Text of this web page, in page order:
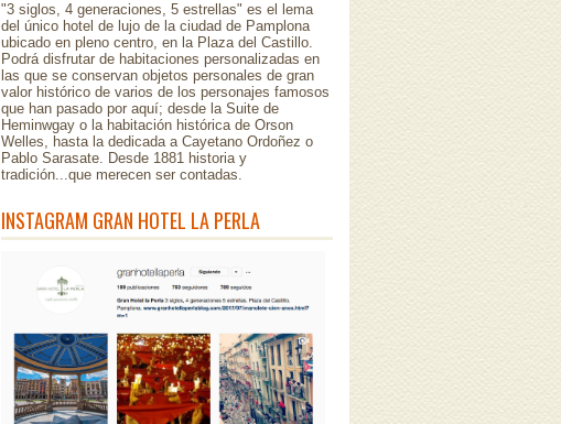
"3 siglos, 4 generaciones, 5 estrellas" es el lema
del único hotel de lujo de la ciudad de Pamplona
ubicado en pleno centro, en la Plaza del Castillo.
Podrá disfrutar de habitaciones personalizadas en
las que se conservan objetos personales de gran
valor histórico de varios de los personajes famosos
que han pasado por aquí; desde la Suite de
Heminwgay o la habitación histórica de Orson
Welles, hasta la dedicada a Cayetano Ordoñez o
Pablo Sarasate. Desde 1881 historia y
tradición...que merecen ser contadas.
INSTAGRAM GRAN HOTEL LA PERLA